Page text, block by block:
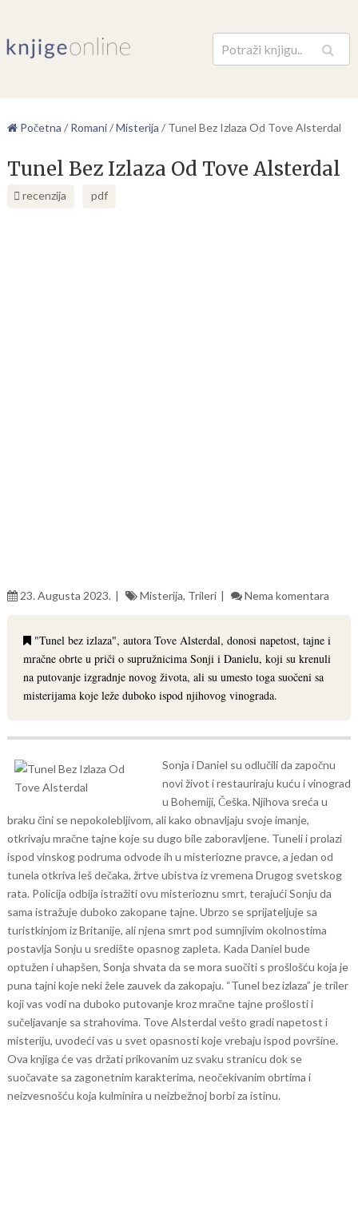
Pretraga
Početna / Romani/Misterija / Tunel Bez Izlaza Od Tove Alsterdal
Tunel Bez Izlaza Od Tove Alsterdal
recenzija pdf
23. Augusta 2023. Misterija, Trileri Nema komentara
"Tunel bez izlaza", autora Tove Alsterdal, donosi napetost, tajne i
mračne obrte u priči o supružnicima Sonji i Danielu, koji su krenuli
na putovanje izgradnje novog života, ali su umesto toga suočeni sa
misterijama koje leže duboko ispod njihovog vinograda.
Sonja i Daniel su odlučili da započnu
novi život i restauriraju kuću i vinograd
u Bohemiji, Češka. Njihova sreća u
braku čini se nepokolebljivom, ali kako obnavljaju svoje imanje,
otkrivaju mračne tajne koje su dugo bile zaboravljene. Tuneli i prolazi
ispod vinskog podruma odvode ih u misteriozne pravce, a jedan od
tunela otkriva leš dečaka, žrtve ubistva iz vremena Drugog svetskog
rata. Policija odbija istražiti ovu misterioznu smrt, terajući Sonju da
sama istražuje duboko zakopane tajne. Ubrzo se sprijateljuje sa
turistkinjom iz Britanije, ali njena smrt pod sumnjivim okolnostima
postavlja Sonju u središte opasnog zapleta. Kada Daniel bude
optužen i uhapšen, Sonja shvata da se mora suočiti s prošlošću koja je
puna tajni koje neki žele zauvek da zakopaju. “Tunel bez izlaza” je triler
koji vas vodi na duboko putovanje kroz mračne tajne prošlosti i
sučeljavanje sa strahovima. Tove Alsterdal vešto gradi napetost i
misteriju, uvodeći vas u svet opasnosti koje vrebaju ispod površine.
Ova knjiga će vas držati prikovanim uz svaku stranicu dok se
suočavate sa zagonetnim karakterima, neočekivanim obrtima i
neizvesnošću koja kulminira u neizbežnoj borbi za istinu.